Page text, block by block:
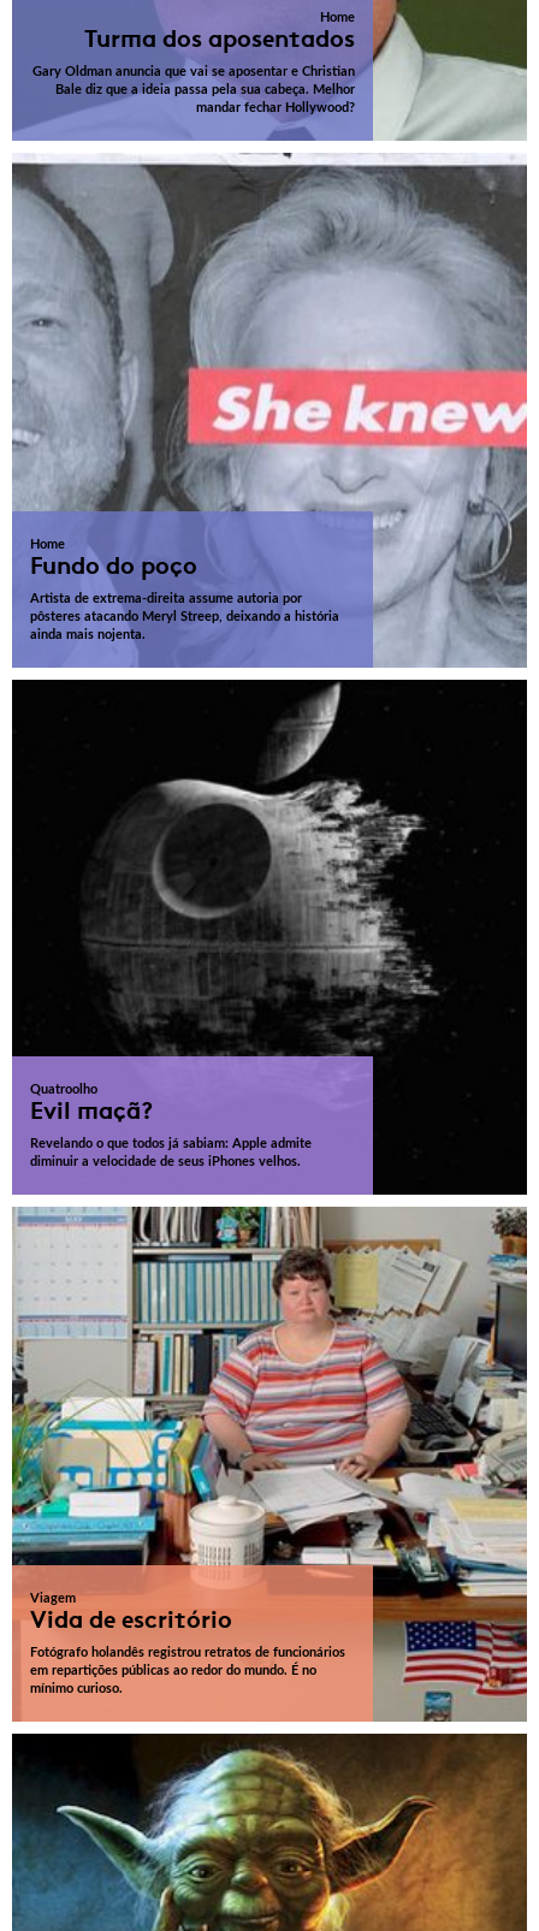
Home
Turma dos aposentados
Gary Oldman anuncia que vai se aposentar e Christian
Bale diz que a ideia passa pela sua cabeça. Melhor
mandar fechar Hollywood?
Home
Fundo do poço
Artista de extrema-direita assume autoria por
pôsteres atacando Meryl Streep, deixando a história
ainda mais nojenta.
Quatroolho
Evil maçã?
Revelando o que todos já sabiam: Apple admite
diminuir a velocidade de seus iPhones velhos.
Viagem
Vida de escritório
Fotógrafo holandês registrou retratos de funcionários
em repartições públicas ao redor do mundo. É no
mínimo curioso.